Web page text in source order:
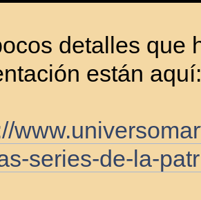
detalles que
están aquí:
series-de-la-